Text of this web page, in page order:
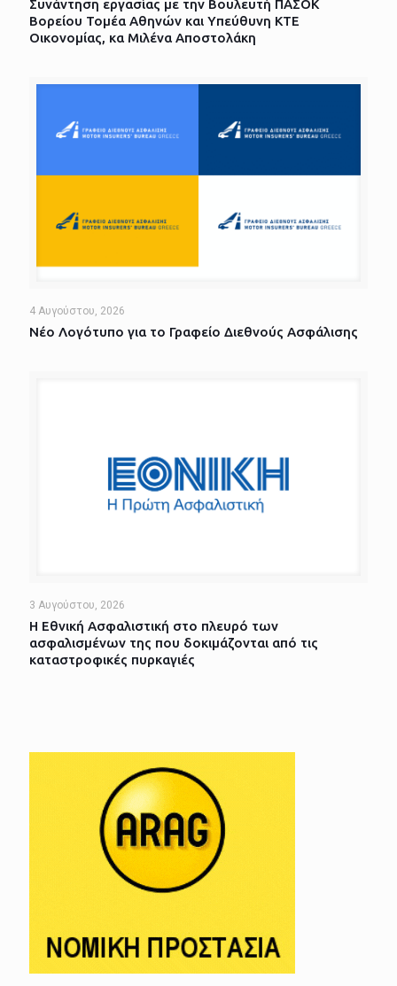
Συνάντηση εργασίας με την Βουλευτή ΠΑΣΟΚ
Βορείου Τομέα Αθηνών και Υπεύθυνη ΚΤΕ
Οικονομίας, κα Μιλένα Αποστολάκη
4 Αυγούστου, 2026
Νέο Λογότυπο για το Γραφείο Διεθνούς Ασφάλισης
3 Αυγούστου, 2026
Η Εθνική Ασφαλιστική στο πλευρό των
ασφαλισμένων της που δοκιμάζονται από τις
καταστροφικές πυρκαγιές